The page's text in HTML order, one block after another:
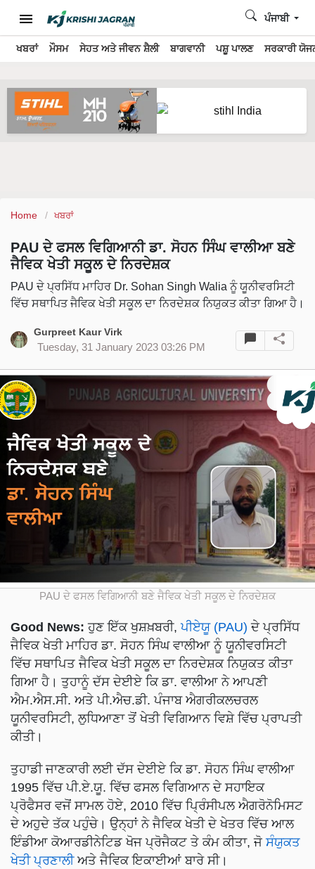
ਖਬਰਾਂ ਮੌਸਮ ਸੇਹਤ ਅਤੇ ਜੀਵਨ ਸ਼ੈਲੀ ਬਾਗਵਾਨੀ ਪਸ਼ੂ ਪਾਲਣ ਸਰਕਾਰੀ
ਪੰਜਾਬੀ
Home ਖਬਰਾਂ
PAU ਦੇ ਫਸਲ ਵਿਗਿਆਨੀ ਡਾ. ਸੋਹਨ ਸਿੰਘ ਵਾਲੀਆ ਬਣੇ
ਜੈਵਿਕ ਖੇਤੀ ਸਕੂਲ ਦੇ ਨਿਰਦੇਸ਼ਕ
PAU ਦੇ ਪ੍ਰਸਿੱਧ ਮਾਹਿਰ Dr. Sohan Singh Walia ਨੂੰ ਯੂਨੀਵਰਸਿਟੀ
ਵਿੱਚ ਸਥਾਪਿਤ ਜੈਵਿਕ ਖੇਤੀ ਸਕੂਲ ਦਾ ਨਿਰਦੇਸ਼ਕ ਨਿਯੁਕਤ ਕੀਤਾ ਗਿਆ ਹੈ।
Gurpreet Kaur Virk
Tuesday, 31 January 2023 03:26 PM
PAU ਦੇ ਫਸਲ ਵਿਗਿਆਨੀ ਬਣੇ ਜੈਵਿਕ ਖੇਤੀ ਸਕੂਲ ਦੇ ਨਿਰਦੇਸ਼ਕ
Good News: ਹੁਣ ਇੱਕ ਖੁਸ਼ਖ਼ਬਰੀ,ਪੀਏਯੂ (PAU) ਦੇ ਪ੍ਰਸਿੱਧ
ਜੈਵਿਕ ਖੇਤੀ ਮਾਹਿਰ ਡਾ. ਸੋਹਨ ਸਿੰਘ ਵਾਲੀਆ ਨੂੰ ਯੂਨੀਵਰਸਿਟੀ
ਵਿੱਚ ਸਥਾਪਿਤ ਜੈਵਿਕ ਖੇਤੀ ਸਕੂਲ ਦਾ ਨਿਰਦੇਸ਼ਕ ਨਿਯੁਕਤ ਕੀਤਾ
ਗਿਆ ਹੈ। ਤੁਹਾਨੂੰ ਦੱਸ ਦੇਈਏ ਕਿ ਡਾ. ਵਾਲੀਆ ਨੇ ਆਪਣੀ
ਐਮ.ਐਸ.ਸੀ. ਅਤੇ ਪੀ.ਐਚ.ਡੀ. ਪੰਜਾਬ ਐਗਰੀਕਲਚਰਲ
ਯੂਨੀਵਰਸਿਟੀ, ਲੁਧਿਆਣਾ ਤੋਂ ਖੇਤੀ ਵਿਗਿਆਨ ਵਿਸ਼ੇ ਵਿੱਚ ਪ੍ਰਾਪਤੀ
ਕੀਤੀ।
ਤੁਹਾਡੀ ਜਾਣਕਾਰੀ ਲਈ ਦੱਸ ਦੇਈਏ ਕਿ ਡਾ. ਸੋਹਨ ਸਿੰਘ ਵਾਲੀਆ
1995 ਵਿੱਚ ਪੀ.ਏ.ਯੂ. ਵਿੱਚ ਫਸਲ ਵਿਗਿਆਨ ਦੇ ਸਹਾਇਕ
ਪ੍ਰੋਫੈਸਰ ਵਜੋਂ ਸਾਮਲ ਹੋਏ, 2010 ਵਿੱਚ ਪ੍ਰਿੰਸੀਪਲ ਐਗਰੋਨੋਮਿਸਟ
ਦੇ ਅਹੁਦੇ ਤੱਕ ਪਹੁੰਚੇ। ਉਨ੍ਹਾਂ ਨੇ ਜੈਵਿਕ ਖੇਤੀ ਦੇ ਖੇਤਰ ਵਿੱਚ ਆਲ
ਇੰਡੀਆ ਕੋਆਰਡੀਨੇਟਿਡ ਖੋਜ ਪ੍ਰੋਜੈਕਟ ਤੇ ਕੰਮ ਕੀਤਾ, ਜੋ ਸੰਯੁਕਤ
ਖੇਤੀ ਪ੍ਰਣਾਲੀਅਤੇ ਜੈਵਿਕ ਇਕਾਈਆਂ ਬਾਰੇ ਸੀ।